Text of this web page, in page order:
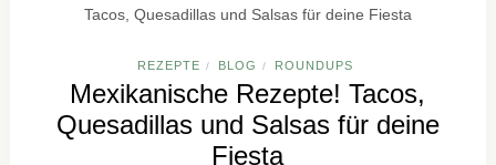
Tacos, Quesadillas und Salsas für deine Fiesta
REZEPTE / BLOG / ROUNDUPS
Mexikanische Rezepte! Tacos,
Quesadillas und Salsas für deine
Fiesta